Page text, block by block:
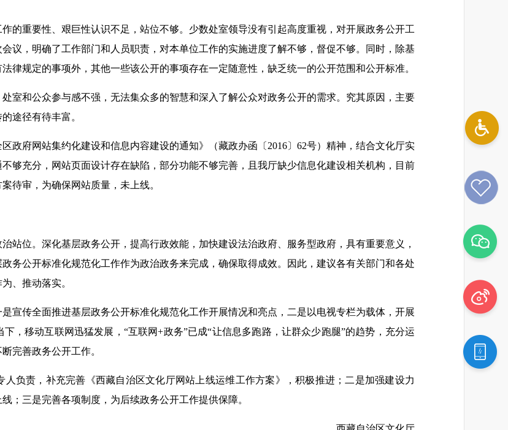
的重要性、艰巨性认识不足，站位不够。少数处室领导没有引起高度重视，对开展政务公开工
议，明确了工作部门和人员职责，对本单位工作的实施进度了解不够，督促不够。同时，除基
律规定的事项外，其他一些该公开的事项存在一定随意性，缺乏统一的公开范围和公开标准。
室和公众参与感不强，无法集众多的智慧和深入了解公众对政务公开的需求。究其原因，主要
途径有待丰富。
政府网站集约化建设和信息内容建设的通知》（藏政办函〔2016〕62号）精神，结合文化厅实
够充分，网站页面设计存在缺陷，部分功能不够完善，且我厅缺少信息化建设相关机构，目前
待审，为确保网站质量，未上线。
站位。深化基层政务公开，提高行政效能，加快建设法治政府、服务型政府，具有重要意义，
务公开标准化规范化工作作为政治政务来完成，确保取得成效。因此，建议各有关部门和各处
、推动落实。
宣传全面推进基层政务公开标准化规范化工作开展情况和亮点，二是以电视专栏为载体，开展
，移动互联网迅猛发展，“互联网+政务”已成“让信息多跑路，让群众少跑腿”的趋势，充分运
完善政务公开工作。
人负责，补充完善《西藏自治区文化厅网站上线运维工作方案》，积极推进；二是加强建设力
；三是完善各项制度，为后续政务公开工作提供保障。